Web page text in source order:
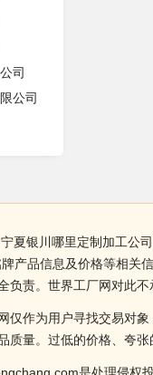
司
公司
夏银川哪里定制加工公
产品信息及价格等相关
负责。世界工厂网对此
仅作为用户寻找交易对
质量。过低的价格、夸